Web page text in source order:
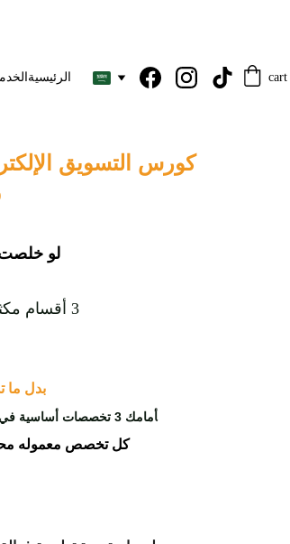
الرئيسية cart
بدل ما
قأمامك 3 تخصصات أساسية في عالم التسويق الرقمي – كل واحد فيهم طريق مختلف وفرصة شغل حقيقية
كل تخصص معموله
لو
3 أقسام مكثفة: